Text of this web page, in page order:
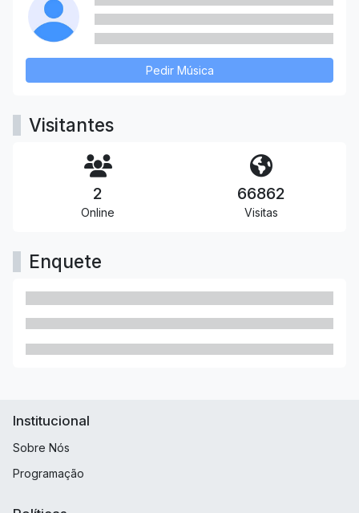
Pedir Música
Visitantes
2
Online
66862
Visitas
Enquete
Institucional
Sobre Nós
Programação